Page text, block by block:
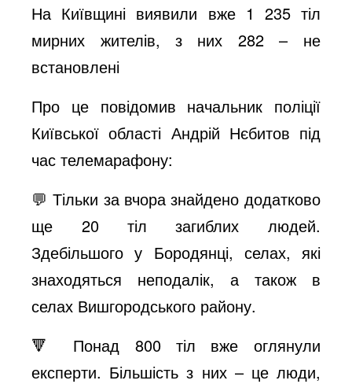
На Київщині виявили вже 1 235 тіл
мирних жителів, з них 282 – не
встановлені
Про це повідомив начальник поліції
Київської області Андрій Нєбитов під
час телемарафону:
💬 Тільки за вчора знайдено додатково
ще 20 тіл загиблих людей.
Здебільшого у Бородянці, селах, які
знаходяться неподалік, а також в
селах Вишгородського району.
🔻 Понад 800 тіл вже оглянули
експерти. Більшість з них – це люди,